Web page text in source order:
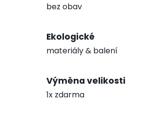
bez obav
Ekologické
materiály & balení
Výměna velikosti
1x zdarma